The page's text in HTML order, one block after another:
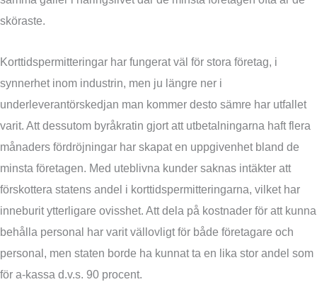
sköraste.
Korttidspermitteringar har fungerat väl för stora företag, i
synnerhet inom industrin, men ju längre ner i
underleverantörskedjan man kommer desto sämre har utfallet
varit. Att dessutom byråkratin gjort att utbetalningarna haft flera
månaders fördröjningar har skapat en uppgivenhet bland de
minsta företagen. Med uteblivna kunder saknas intäkter att
förskottera statens andel i korttidspermitteringarna, vilket har
inneburit ytterligare ovisshet. Att dela på kostnader för att kunna
behålla personal har varit vällovligt för både företagare och
personal, men staten borde ha kunnat ta en lika stor andel som
för a-kassa d.v.s. 90 procent.